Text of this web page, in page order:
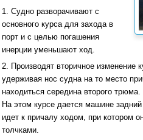
1. Судно разворачивают с
основного курса для захода в
порт и с целью погашения
инерции уменьшают ход.
2. Производят вторичное изменение
удерживая нос судна на то место
находиться середина второго трюма.
На этом курсе дается машине
идет к причалу ходом, при котором
толчками.